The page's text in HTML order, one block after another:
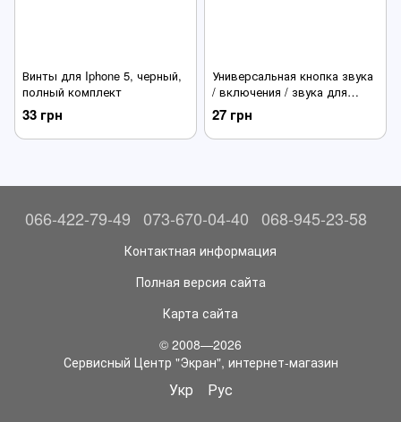
Винты для Iphone 5, черный,
полный комплект
33 грн
Универсальная кнопка звука
/ включения / звука для
мобильных телефонов;
планшетов
27 грн
066-422-79-49 073-670-04-40 068-945-23-58
Контактная информация
Полная версия сайта
Карта сайта
© 2008—2026
Сервисный Центр "Экран", интернет-магазин
Укр Рус